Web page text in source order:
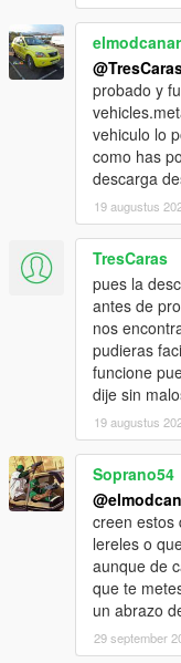
probado y
vehiculo lo
como has
descarga
19 augustus
TresCaras
pues la
antes de
nos
pudieras
funcione
dije sin
19 augustus
Soprano54
creen estos
lereles o
aunque de
que te
un abrazo
29 september